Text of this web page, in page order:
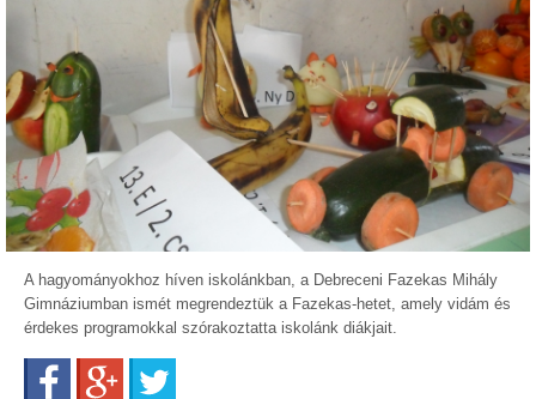
A hagyományokhoz híven iskolánkban, a Debreceni Fazekas Mihály
Gimnáziumban ismét megrendeztük a Fazekas-hetet, amely vidám és
érdekes programokkal szórakoztatta iskolánk diákjait.
FacebookGoogle+